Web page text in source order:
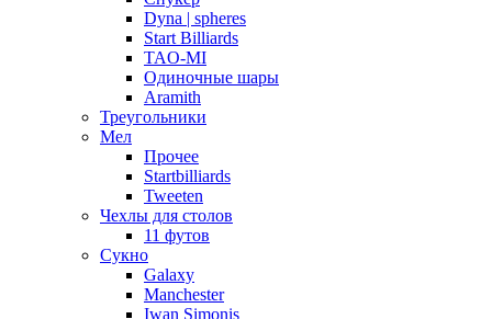
Dyna | spheres
Start Billiards
TAO-MI
Одиночные шары
Aramith
Треугольники
Мел
Прочее
Startbilliards
Tweeten
Чехлы для столов
11 футов
Сукно
Galaxy
Manchester
Iwan Simonis